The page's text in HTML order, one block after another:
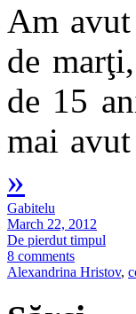
Am
de
de 15
mai
»
Gabitelu
March 22, 2012
De pierdut timpul
8 comments
Alexandrina Hristov,